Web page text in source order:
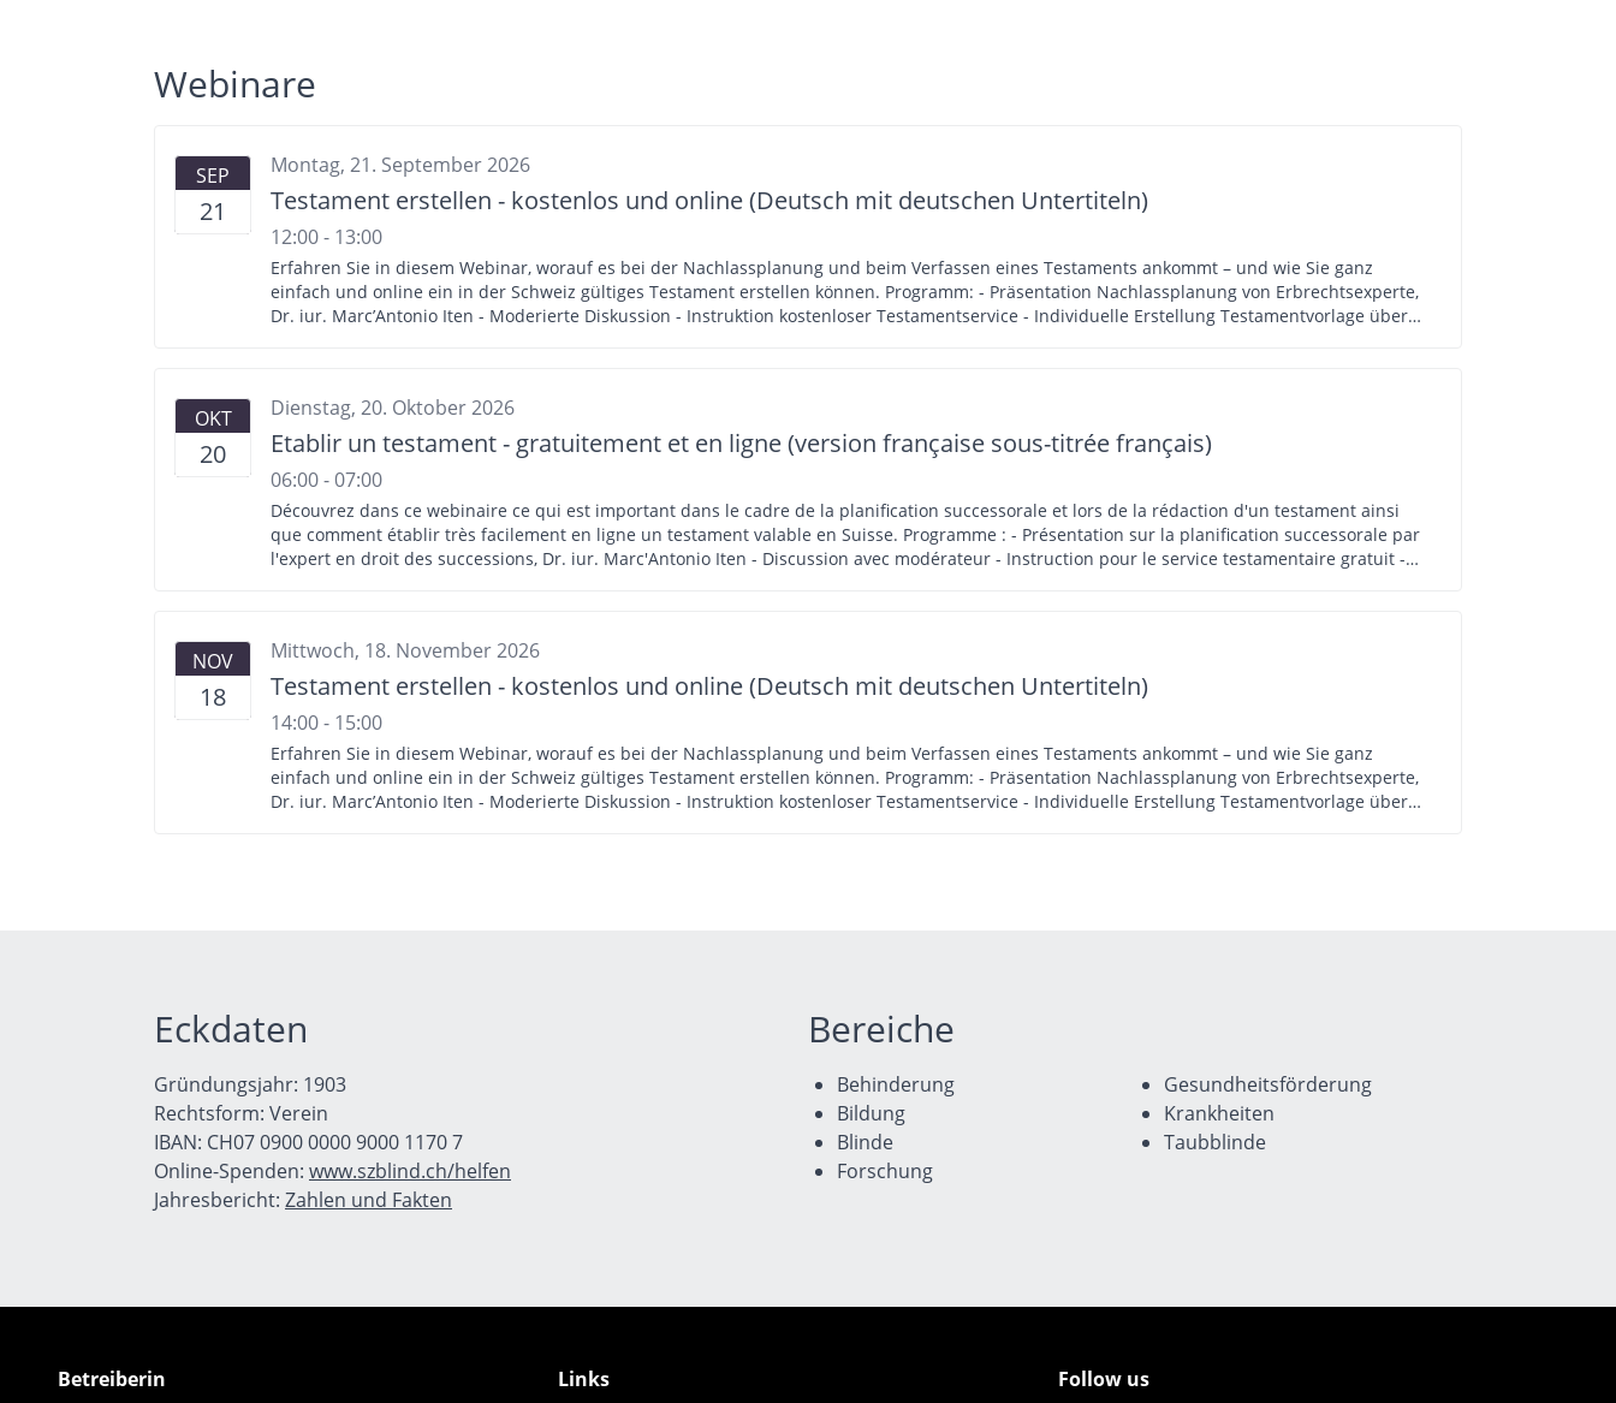
Webinare
SEP
21
Montag, 21. September 2026
Testament erstellen - kostenlos und online (Deutsch mit deutschen Untertiteln)
12:00 - 13:00
Erfahren Sie in diesem Webinar, worauf es bei der Nachlassplanung und beim Verfassen eines Testaments ankommt – und wie Sie ganz
einfach und online ein in der Schweiz gültiges Testament erstellen können. Programm: - Präsentation Nachlassplanung von Erbrechtsexperte,
Dr. iur. Marc’Antonio Iten - Moderierte Diskussion - Instruktion kostenloser Testamentservice - Individuelle Erstellung Testamentvorlage über
OKT
20
Dienstag, 20. Oktober 2026
Etablir un testament - gratuitement et en ligne (version française sous-titrée français)
06:00 - 07:00
Découvrez dans ce webinaire ce qui est important dans le cadre de la planification successorale et lors de la rédaction d'un testament ainsi
que comment établir très facilement en ligne un testament valable en Suisse. Programme : - Présentation sur la planification successorale par
l'expert en droit des successions, Dr. iur. Marc'Antonio Iten - Discussion avec modérateur - Instruction pour le service testamentaire gratuit -
NOV
18
Mittwoch, 18. November 2026
Testament erstellen - kostenlos und online (Deutsch mit deutschen Untertiteln)
14:00 - 15:00
Erfahren Sie in diesem Webinar, worauf es bei der Nachlassplanung und beim Verfassen eines Testaments ankommt – und wie Sie ganz
einfach und online ein in der Schweiz gültiges Testament erstellen können. Programm: - Präsentation Nachlassplanung von Erbrechtsexperte,
Dr. iur. Marc’Antonio Iten - Moderierte Diskussion - Instruktion kostenloser Testamentservice - Individuelle Erstellung Testamentvorlage über
Eckdaten
Gründungsjahr: 1903
Rechtsform: Verein
IBAN: CH07 0900 0000 9000 1170 7
Online-Spenden: www.szblind.ch/helfen
Jahresbericht: Zahlen und Fakten
Bereiche
Behinderung
Bildung
Blinde
Forschung
Gesundheitsförderung
Krankheiten
Taubblinde
Betreiberin Links Follow us